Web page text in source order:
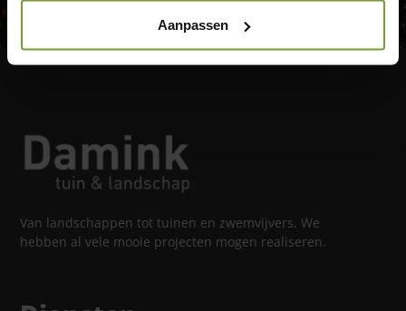
Aanpassen
Van landschappen tot tuinen en zwemvijvers. We
hebben al vele mooie projecten mogen realiseren.